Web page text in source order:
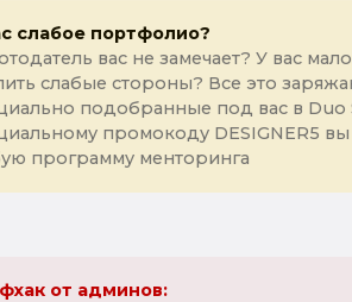
слабое портфолио?
вас не замечает? У вас
слабые стороны? Все это
подобранные под вас в Duo
промокоду DESIGNER5 вы
программу менторинга
от админов: